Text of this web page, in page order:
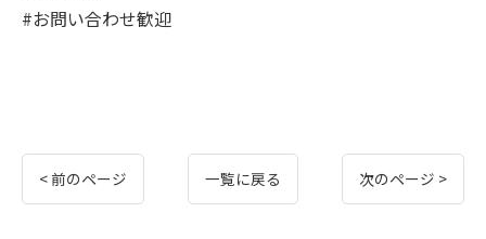
#お問い合わせ歓迎
< 前のページ 一覧に戻る 次のページ >